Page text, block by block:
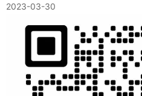
2023-03-30